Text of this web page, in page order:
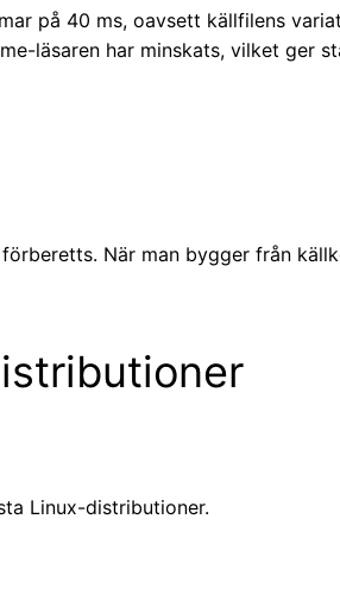
på 40 ms, oavsett källfilens
läsaren har minskats, vilket ger
När man bygger från
Linux-distributioner.